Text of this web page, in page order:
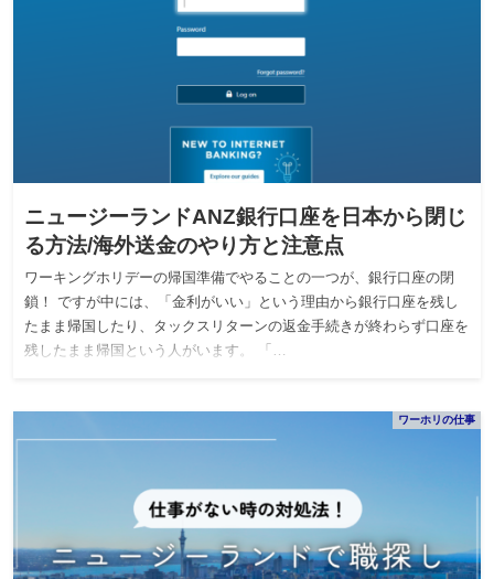
ニュージーランドANZ銀行口座を日本から閉じ
る方法/海外送金のやり方と注意点
ワーキングホリデーの帰国準備でやることの一つが、銀行口座の閉
鎖！ ですが中には、「金利がいい」という理由から銀行口座を残し
たまま帰国したり、タックスリターンの返金手続きが終わらず口座を
残したまま帰国という人がいます。 「…
ワーホリの仕事